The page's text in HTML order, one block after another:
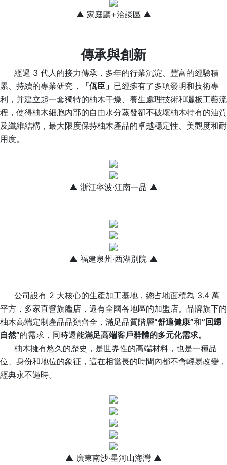
▲ 家庭廳+洽談區 ▲
傳承與創新
經過 3 代人的接力傳承，多年的行業沉淀、豐富的經驗積
累、持續的專業研究，
「佤臣」 已經擁有了多項發明和技術專
利，并建立起一套獨特的柚木干燥、養生處理技術和曬板工藝流
程，使得柚木細胞內部的自由水分蒸發卻不破壞柚木特有的油質
及纖維結構，最大限度保持柚木產品的卓越穩定性、美觀度和耐
用度。
▲ 浙江寧波·江南一品 ▲
▲ 福建泉州·西湖別院 ▲
公司設有 2 大核心的生產加工基地，總占地面積為 3.4 萬
平方，多家直營旗艦店，還有全國各地區的加盟店。品牌旗下的
柚木高端定制產品品類齊全，滿足品質階層“舒適健康”和“回歸
自然”的需求，同時還能滿足高端客戶群體的多元化需求。
柚木擁有悠久的歷史，是世界性的高端材料，也是一種品
位、身份和地位的象征，這在相當長的時間內都不會輕易改變，
經典永不過時。
▲ 廣東南沙·星河山海灣 ▲